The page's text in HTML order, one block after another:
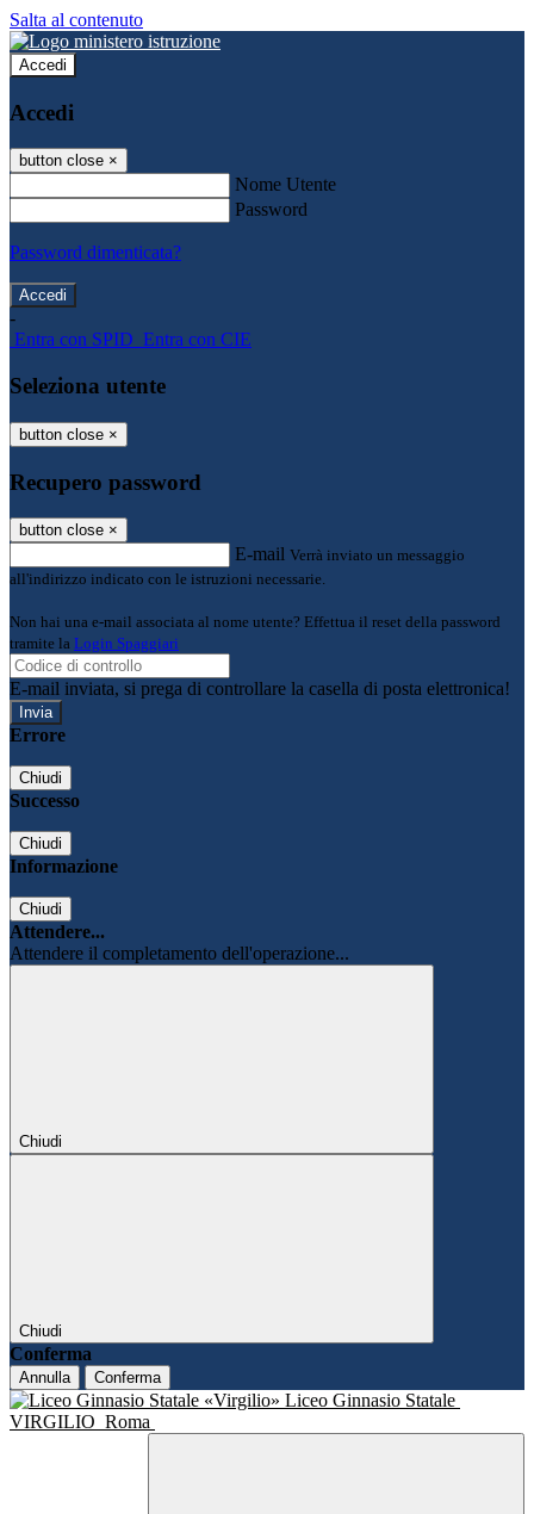
Salta al contenuto
Accedi
Accedi
button close ×
Nome Utente
Password
Password dimenticata?
-
Entra con SPID Entra con CIE
Seleziona utente
button close ×
Recupero password
button close ×
E-mail Verrà inviato un messaggio
all'indirizzo indicato con le istruzioni necessarie.
Non hai una e-mail associata al nome utente? Effettua il reset della password
tramite la Login Spaggiari
E-mail inviata, si prega di controllare la casella di posta elettronica!
Errore
Chiudi
Successo
Chiudi
Informazione
Chiudi
Attendere...
Attendere il completamento dell'operazione...
Chiudi
Chiudi
Conferma
Annulla Conferma
Liceo Ginnasio Statale
VIRGILIO Roma